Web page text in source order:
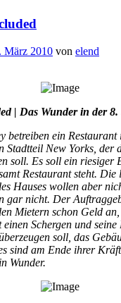
März 2010 von elend
| Das Wunder in der 8.
betreiben ein Restaurant
Stadtteil New Yorks, der
soll. Es soll ein riesiger
Restaurant steht. Die
Hauses wollen aber
gar nicht. Der
Mietern schon Geld
Schergen und
soll, das
sind am Ende ihrer
Wunder.